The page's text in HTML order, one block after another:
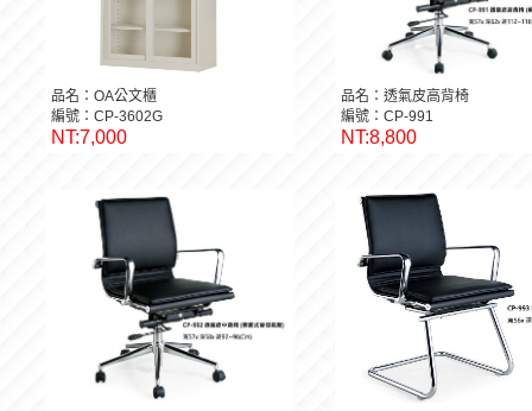
品名：OA公文櫃
編號：CP-3602G
NT:7,000
品名：透氣皮高背椅
編號：CP-991
NT:8,800